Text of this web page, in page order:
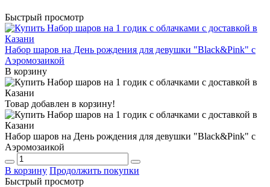
Быстрый просмотр
Набор шаров на День рождения для девушки "Black&Pink" с
Аэромозаикой
В корзину
Товар добавлен в корзину!
Набор шаров на День рождения для девушки "Black&Pink" с
Аэромозаикой
В корзину Продолжить покупки
Быстрый просмотр